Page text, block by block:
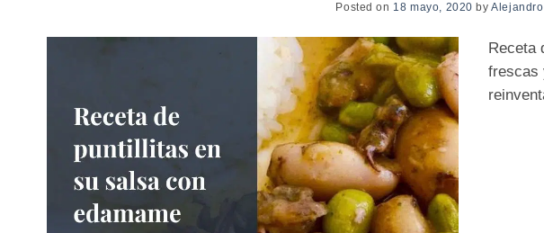
Posted on 18 mayo, 2020 by
Receta
frescas